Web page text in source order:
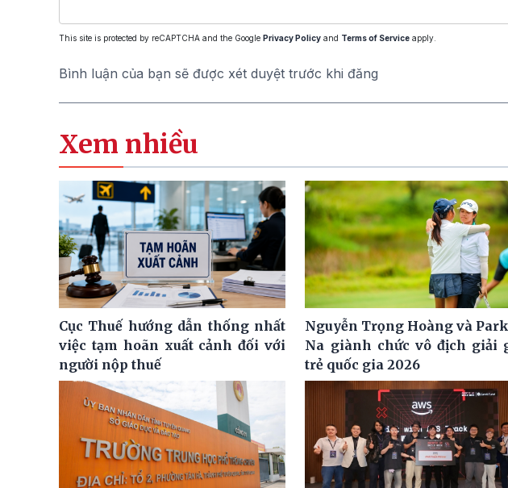
This site is protected by reCAPTCHA and the Google Privacy Policy and Terms of Service apply.
Bình luận của bạn sẽ được xét duyệt trước khi đăng
Xem nhiều
Cục Thuế hướng dẫn thống nhất
việc tạm hoãn xuất cảnh đối với
người nộp thuế
Nguyễn Trọng Hoàng và
Na giành chức vô địch giải
trẻ quốc gia 2026